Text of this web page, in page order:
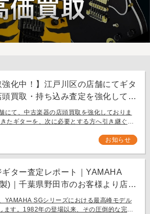
強化中！】江戸川区の店舗にてギタ
買取・持ち込み査定を強化してお
にて、中古楽器の店頭買取を強化しておりま
たギターを、次に必要とする方へ引き継ぐお
。
お知らせ
ター査定レポート｜YAMAHA
)｜千葉県野田市のお客様より店舗
YAMAHA SGシリーズにおける最高峰モデル
ます。1982年の登場以来、その圧倒的な完成